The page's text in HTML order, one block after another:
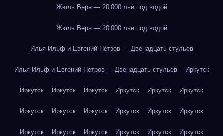
Жюль Верн — 20 000 лье под водой
Жюль Верн — 20 000 лье под водой
Илья Ильф и Евгений Петров — Двенадцать стульев
Илья Ильф и Евгений Петров — Двенадцать стульев Иркутск
Иркутск Иркутск Иркутск Иркутск Иркутск Иркутск
Иркутск Иркутск Иркутск Иркутск Иркутск Иркутск
Иркутск Иркутск Иркутск Иркутск Иркутск Иркутск